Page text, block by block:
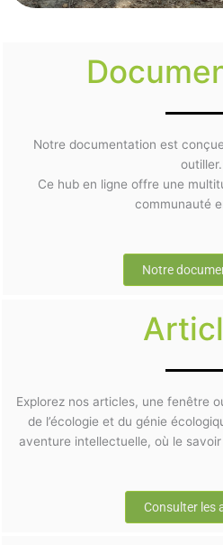
Notre documentation est
outiller.
Ce hub en ligne offre une
communauté
Notre
Explorez nos articles, une fenêtre
de l’écologie et du génie
aventure intellectuelle, où le
Consulter les